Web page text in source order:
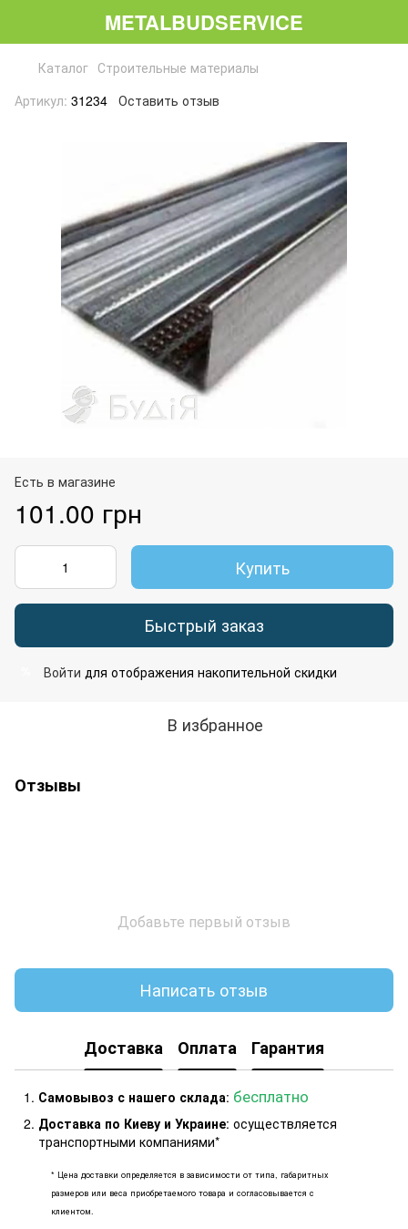
METALBUDSERVICE
Каталог Строительные материалы
Артикул: 31234 Оставить отзыв
Есть в магазине
101.00 грн
Купить
Быстрый заказ
Войти для отображения накопительной скидки
В избранное
Отзывы
Добавьте первый отзыв
Написать отзыв
Доставка Оплата Гарантия
Самовывоз с нашего склада: бесплатно
Доставка по Киеву и Украине: осуществляется
транспортными компаниями*
* Цена доставки определяется в зависимости от типа, габаритных
размеров или веса приобретаемого товара и согласовывается с
клиентом.